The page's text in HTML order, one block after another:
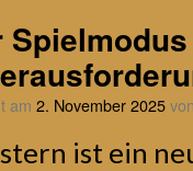
am 2. November 2025von
ist ein